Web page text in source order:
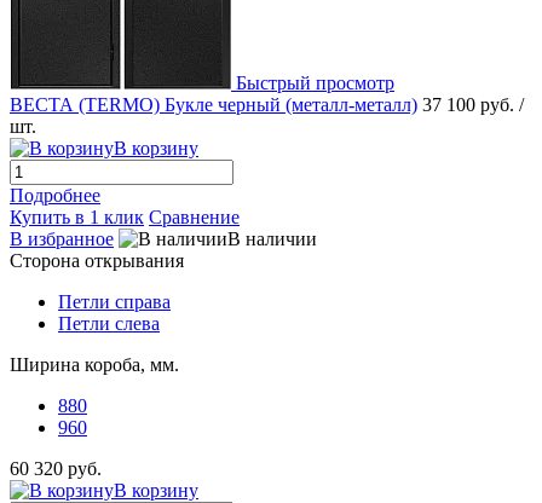
Быстрый просмотр
ВЕСТА (TERMO) Букле черный (металл-металл) 37 100 руб. /
шт.
В корзину
Подробнее
Купить в 1 клик Сравнение
В избранное
В наличии
Сторона открывания
Петли справа
Петли слева
Ширина короба, мм.
880
960
60 320 руб.
В корзину